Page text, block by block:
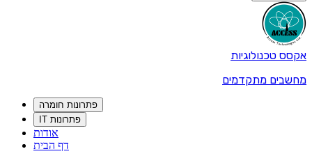
אקסס טכנולוגיות
מחשבים מתקדמים
פתרונות חומרה
פתרונות IT
אודות
דף הבית